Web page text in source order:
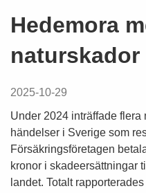
Hedemora
naturskador
2025-10-29
Under 2024 inträffade
händelser i Sverige som
Försäkringsföretagen
kronor i skadeersättningar
landet. Totalt